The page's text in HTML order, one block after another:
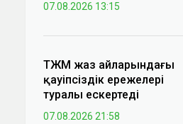
07.08.2026 13:15
ТЖМ жаз айларындағы
қауіпсіздік ережелері
туралы ескертеді
07.08.2026 21:58